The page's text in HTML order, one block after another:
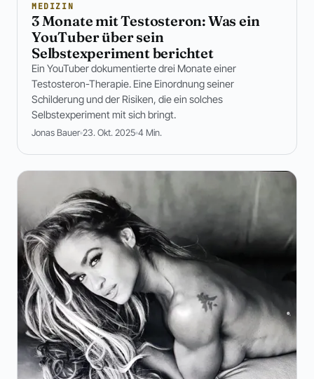
MEDIZIN
3 Monate mit Testosteron: Was ein
YouTuber über sein
Selbstexperiment berichtet
Ein YouTuber dokumentierte drei Monate einer
Testosteron-Therapie. Eine Einordnung seiner
Schilderung und der Risiken, die ein solches
Selbstexperiment mit sich bringt.
Jonas Bauer 23. Okt. 2025 4 Min.